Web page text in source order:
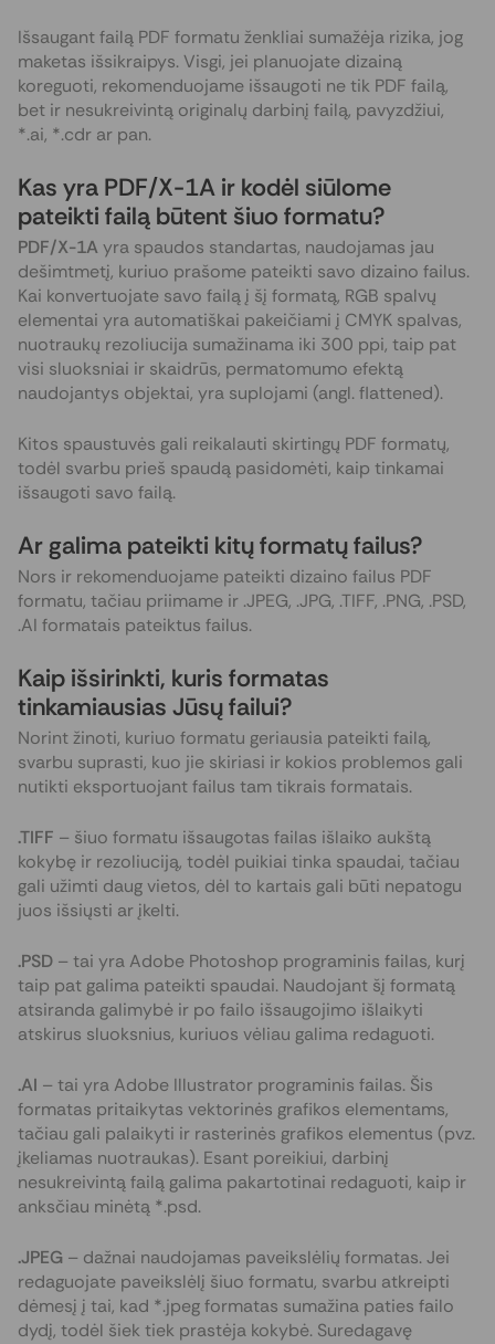
Išsaugant failą PDF formatu ženkliai sumažėja rizika, jog
maketas išsikraipys. Visgi, jei planuojate dizainą
koreguoti, rekomenduojame išsaugoti ne tik PDF failą,
bet ir nesukreivintą originalų darbinį failą, pavyzdžiui,
*.ai, *.cdr ar pan.
Kas yra PDF/X-1A ir kodėl siūlome
pateikti failą būtent šiuo formatu?
PDF/X-1Ayra spaudos standartas, naudojamas jau
dešimtmetį, kuriuo prašome pateikti savo dizaino failus.
Kai konvertuojate savo failą į šį formatą, RGB spalvų
elementai yra automatiškai pakeičiami į CMYK spalvas,
nuotraukų rezoliucija sumažinama iki 300 ppi, taip pat
visi sluoksniai ir skaidrūs, permatomumo efektą
naudojantys objektai, yra suplojami (angl. flattened).
Kitos spaustuvės gali reikalauti skirtingų PDF formatų,
todėl svarbu prieš spaudą pasidomėti, kaip tinkamai
išsaugoti savo failą.
Ar galima pateikti kitų formatų failus?
Nors ir rekomenduojame pateikti dizaino failus PDF
formatu, tačiau priimame ir .JPEG, .JPG, .TIFF, .PNG, .PSD,
.AI formatais pateiktus failus.
Kaip išsirinkti, kuris formatas
tinkamiausias Jūsų failui?
Norint žinoti, kuriuo formatu geriausia pateikti failą,
svarbu suprasti, kuo jie skiriasi ir kokios problemos gali
nutikti eksportuojant failus tam tikrais formatais.
.TIFF – šiuo formatu išsaugotas failas išlaiko aukštą
kokybę ir rezoliuciją, todėl puikiai tinka spaudai, tačiau
gali užimti daug vietos, dėl to kartais gali būti nepatogu
juos išsiųsti ar įkelti.
.PSD – tai yra Adobe Photoshop programinis failas, kurį
taip pat galima pateikti spaudai. Naudojant šį formatą
atsiranda galimybė ir po failo išsaugojimo išlaikyti
atskirus sluoksnius, kuriuos vėliau galima redaguoti.
.AI – tai yra Adobe Illustrator programinis failas. Šis
formatas pritaikytas vektorinės grafikos elementams,
tačiau gali palaikyti ir rasterinės grafikos elementus (pvz.
įkeliamas nuotraukas). Esant poreikiui, darbinį
nesukreivintą failą galima pakartotinai redaguoti, kaip ir
anksčiau minėtą *.psd.
.JPEG – dažnai naudojamas paveikslėlių formatas. Jei
redaguojate paveikslėlį šiuo formatu, svarbu atkreipti
dėmesį į tai, kad *.jpeg formatas sumažina paties failo
dydį, todėl šiek tiek prastėja kokybė. Suredagavę